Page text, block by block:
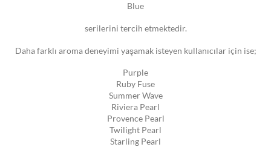
Blue
serilerini tercih etmektedir.
Daha farklı aroma deneyimi yaşamak isteyen kullanıcılar için ise;
Purple
Ruby Fuse
Summer Wave
Riviera Pearl
Provence Pearl
Twilight Pearl
Starling Pearl